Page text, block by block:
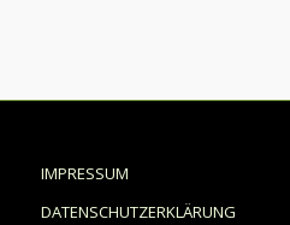
IMPRESSUM
DATENSCHUTZERKLÄRUNG